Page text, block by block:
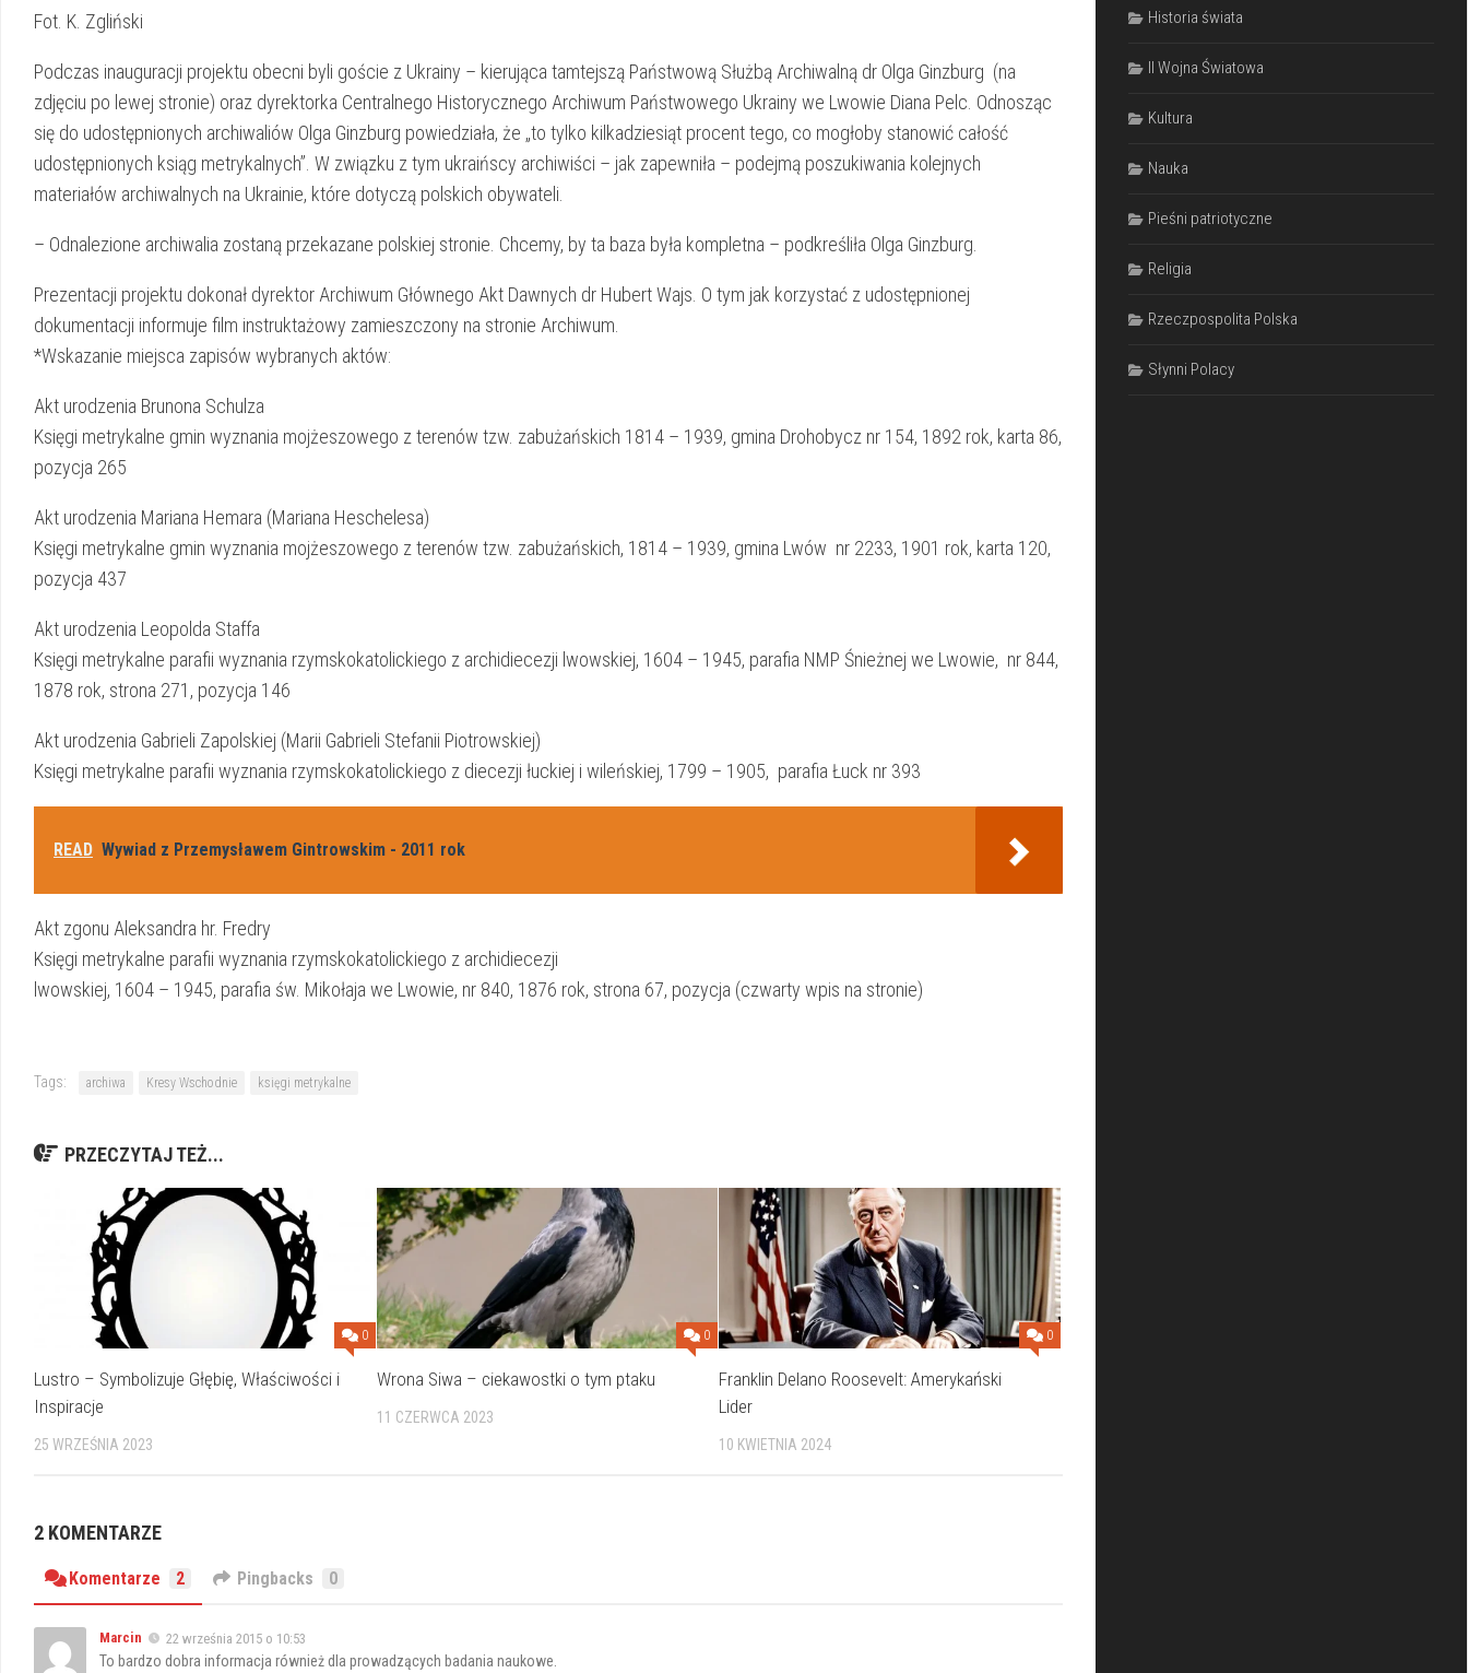
Fot. K. Zgliński
Podczas inauguracji projektu obecni byli goście z Ukrainy – kierująca tamtejszą Państwową Służbą Archiwalną dr Olga Ginzburg (na
zdjęciu po lewej stronie) oraz dyrektorka Centralnego Historycznego Archiwum Państwowego Ukrainy we Lwowie Diana Pelc. Odnosząc
się do udostępnionych archiwaliów Olga Ginzburg powiedziała, że „to tylko kilkadziesiąt procent tego, co mogłoby stanowić całość
udostępnionych ksiąg metrykalnych”. W związku z tym ukraińscy archiwiści – jak zapewniła – podejmą poszukiwania kolejnych
materiałów archiwalnych na Ukrainie, które dotyczą polskich obywateli.
– Odnalezione archiwalia zostaną przekazane polskiej stronie. Chcemy, by ta baza była kompletna – podkreśliła Olga Ginzburg.
Prezentacji projektu dokonał dyrektor Archiwum Głównego Akt Dawnych dr Hubert Wajs. O tym jak korzystać z udostępnionej
dokumentacji informuje film instruktażowy zamieszczony na stronie Archiwum.
*Wskazanie miejsca zapisów wybranych aktów:
Akt urodzenia Brunona Schulza
Księgi metrykalne gmin wyznania mojżeszowego z terenów tzw. zabużańskich 1814 – 1939, gmina Drohobycz nr 154, 1892 rok, karta 86,
pozycja 265
Akt urodzenia Mariana Hemara (Mariana Heschelesa)
Księgi metrykalne gmin wyznania mojżeszowego z terenów tzw. zabużańskich, 1814 – 1939, gmina Lwów nr 2233, 1901 rok, karta 120,
pozycja 437
Akt urodzenia Leopolda Staffa
Księgi metrykalne parafii wyznania rzymskokatolickiego z archidiecezji lwowskiej, 1604 – 1945, parafia NMP Śnieżnej we Lwowie, nr 844,
1878 rok, strona 271, pozycja 146
Akt urodzenia Gabrieli Zapolskiej (Marii Gabrieli Stefanii Piotrowskiej)
Księgi metrykalne parafii wyznania rzymskokatolickiego z diecezji łuckiej i wileńskiej, 1799 – 1905, parafia Łuck nr 393
READ Wywiad z Przemysławem Gintrowskim - 2011 rok
Akt zgonu Aleksandra hr. Fredry
Księgi metrykalne parafii wyznania rzymskokatolickiego z archidiecezji
lwowskiej, 1604 – 1945, parafia św. Mikołaja we Lwowie, nr 840, 1876 rok, strona 67, pozycja (czwarty wpis na stronie)
Tags: archiwa Kresy Wschodnie księgi metrykalne
PRZECZYTAJ TEŻ...
0
Lustro – Symbolizuje Głębię, Właściwości i
Inspiracje
25 WRZEŚNIA 2023
0
Wrona Siwa – ciekawostki o tym ptaku
11 CZERWCA 2023
0
Franklin Delano Roosevelt: Amerykański
Lider
10 KWIETNIA 2024
2 KOMENTARZE
Komentarze 2 Pingbacks 0
Marcin 22 września 2015 o 10:53
To bardzo dobra informacja również dla prowadzących badania naukowe.
Historia świata
II Wojna Światowa
Kultura
Nauka
Pieśni patriotyczne
Religia
Rzeczpospolita Polska
Słynni Polacy